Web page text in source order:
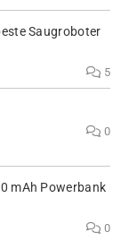
Saugroboter
5
0
mAh Powerbank
0